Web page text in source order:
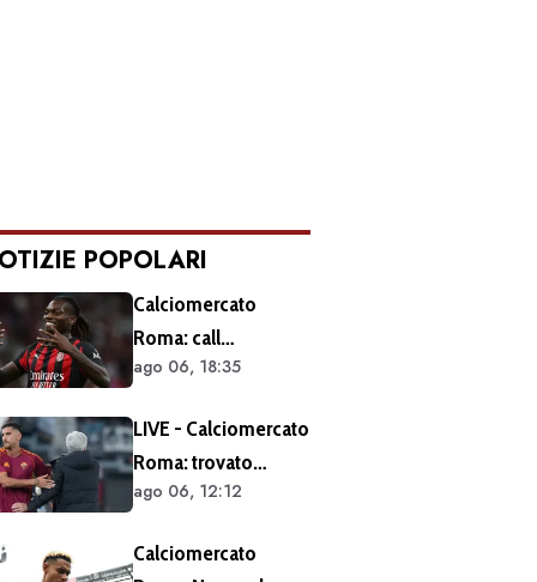
POPOLARI
Calciomercato
Roma: call
esplorativa tra i
Sul tavolo le
situazioni di Leao e
Soulé
ago 06, 18:35
LIVE - Calciomercato
Roma: trovato
l'accordo per il
Prolungamento di
ago 06, 12:12
Calciomercato